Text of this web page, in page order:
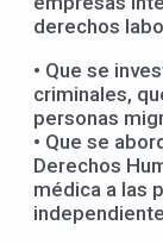
derechos
• Que se
criminales,
personas
• Que se
Derechos
médica a las